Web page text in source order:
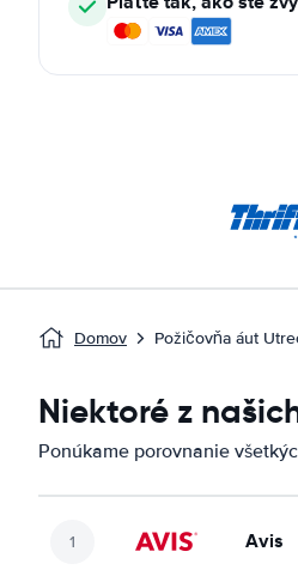
Domov Požičovňa áut
Niektoré z
Ponúkame porovnanie
Avis